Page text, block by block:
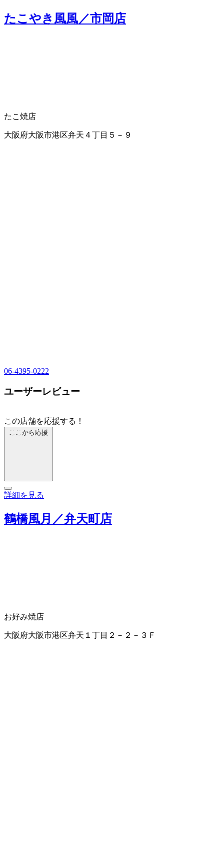
たこやき風風／市岡店
たこ焼店
大阪府大阪市港区弁天４丁目５－９
06-4395-0222
ユーザーレビュー
この店舗を応援する！
ここから応援
詳細を見る
鶴橋風月／弁天町店
お好み焼店
大阪府大阪市港区弁天１丁目２－２－３Ｆ